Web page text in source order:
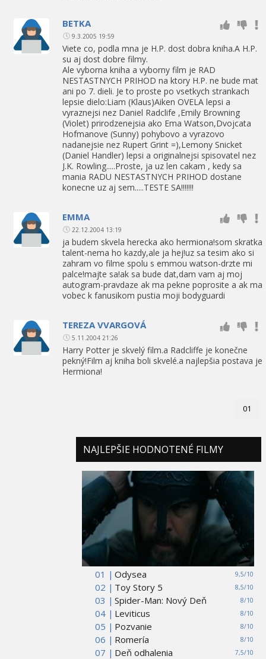
BETKA
9.3.2005 19:59
Viete co, podla mna je H.P. dost dobra kniha.A H.P.
su aj dost dobre filmy.
Ale vyborna kniha a vyborny film je RAD
NESTASTNYCH PRIHOD na ktory H.P. ne bude mat
ani po 7. dieli. Je to proste po vsetkych strankach
lepsie dielo:Liam (Klaus)Aiken OVELA lepsi a
vyraznejsi nez Daniel Radclife ,Emily Browning
(Violet) prirodzenejsia ako Ema Watson,Dvojcata
Hofmanove (Sunny) pohybovo a vyrazovo
nadanejsie nez Rupert Grint =),Lemony Snicket
(Daniel Handler) lepsi a originalnejsi spisovatel nez
J.K. Rowling.....Proste, ja uz len cakam , kedy sa
mania RADU NESTASTNYCH PRIHOD dostane
konecne uz aj sem.....TESTE SA!!!!!!!
EMMA
22.12.2004 13:19
ja budem skvela herecka ako hermiona!som skratka
talent-nema ho kazdy,ale ja hej!uz sa tesim ako si
zahram vo filme spolu s emmou watson-drzte mi
palce!majte sa!ak sa bude dat,dam vam aj moj
autogram-pravdaze ak ma pekne poprosite a ak ma
vobec k fanusikom pustia moji bodyguardi
TEREZA VVARGOVÁ
5.11.2004 21:26
Harry Potter je skvelý film.a Radcliffe je konečne
pekný!Film aj kniha boli skvelé.a najlepšia postava je
Hermiona!
01
NAJLEPŠIE HODNOTENÉ FILMY
01 | 9,5/10
Odysea
02 |
8,5/10
Toy Story 5
03 |
8/10
Spider-Man: Nový Deň
04 |
8/10
Leviticus
05 |
8/10
Pozvanie
06 |
8/10
Romería
07 |
7,5/10
Deň odhalenia